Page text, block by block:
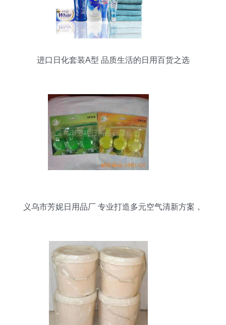
进口日化套装A型 品质生活的日用百货之选
义乌市芳妮日用品厂 专业打造多元空气清新方案，